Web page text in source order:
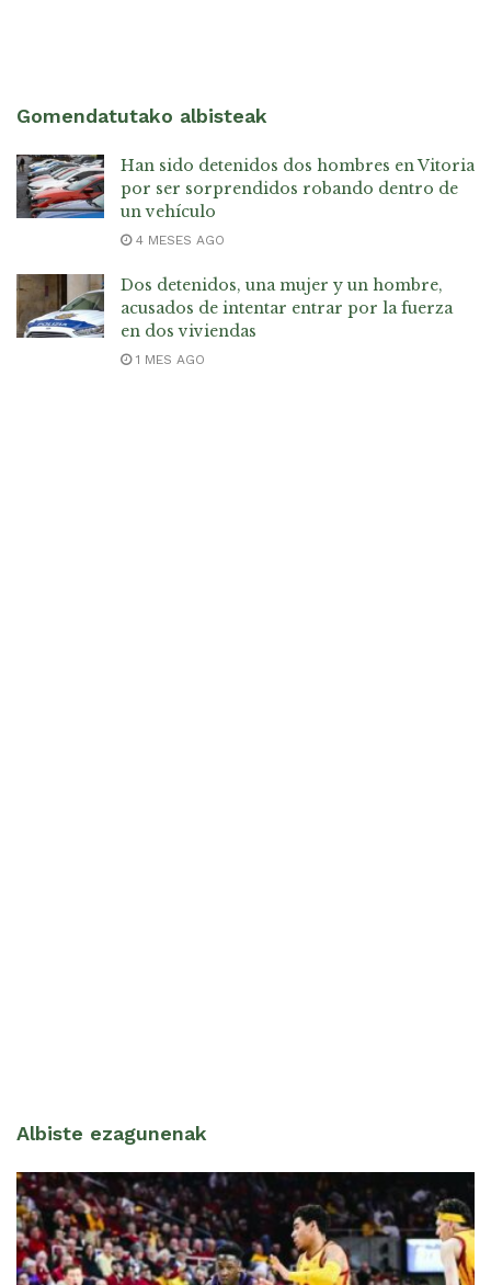
Gomendatutako albisteak
Han sido detenidos dos hombres en Vitoria
por ser sorprendidos robando dentro de
un vehículo
4 MESES AGO
Dos detenidos, una mujer y un hombre,
acusados de intentar entrar por la fuerza
en dos viviendas
1 MES AGO
Albiste ezagunenak